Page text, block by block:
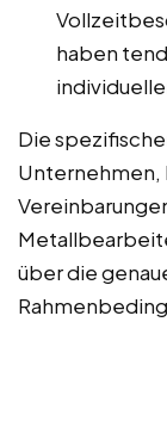
haben
Die
Unternehmen,
über die